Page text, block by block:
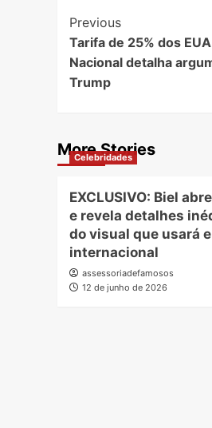
Post
Navigation
Previous
Tarifa de 25% dos
Nacional detalha
Trump
More Stories
Celebridades
EXCLUSIVO: Biel
e revela detalhes
do visual que usará
internacional
assessoriadefamosos
12 de junho de 2026